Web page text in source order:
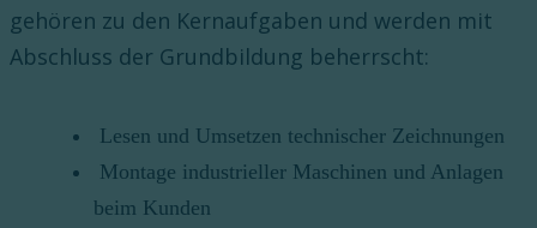
gehören zu den Kernaufgaben und werden mit
Abschluss der Grundbildung beherrscht:
Lesen und Umsetzen technischer Zeichnungen
Montage industrieller Maschinen und Anlagen
beim Kunden